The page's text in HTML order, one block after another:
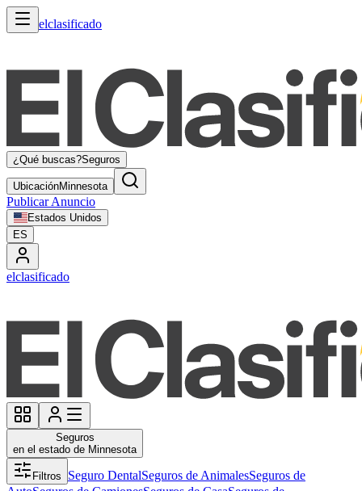
elclasificado
¿Qué buscas?Seguros
UbicaciónMinnesota
Publicar Anuncio
Estados Unidos
ES
elclasificado
Seguros
en el estado de Minnesota
Filtros Seguro DentalSeguros de AnimalesSeguros de